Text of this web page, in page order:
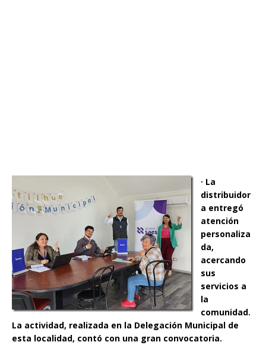
· La
distribuidor
a entregó
atención
personaliza
da,
acercando
sus
servicios a
la
comunidad.
La actividad, realizada en la Delegación Municipal de
esta localidad, contó con una gran convocatoria.